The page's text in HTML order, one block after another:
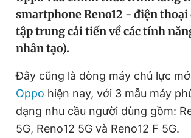
Video Magazine
Sản phẩm khác
Tiện ích Bạn cần
Thông tin tòa soạn Liên hệ
smartphone Reno12 - điện thoại
tập trung cải tiến về các tính
nhân tạo).
Đây cũng là dòng máy chủ lực
Oppo hiện nay, với 3 mẫu máy
dạng nhu cầu người dùng gồm:
5G, Reno12 5G và Reno12 F 5G.